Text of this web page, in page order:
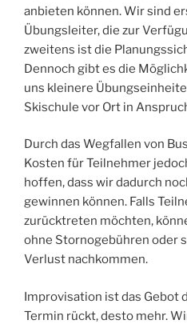
anbieten können. Wir sind
Übungsleiter, die zur
zweitens ist die
Dennoch gibt es die
uns kleinere
Skischule vor Ort in
Durch das Wegfallen von
Kosten für Teilnehmer
hoffen, dass wir dadurch
gewinnen können. Falls
zurücktreten möchten,
ohne Stornogebühren oder
Verlust nachkommen.
Improvisation ist das Gebot
Termin rückt, desto mehr.